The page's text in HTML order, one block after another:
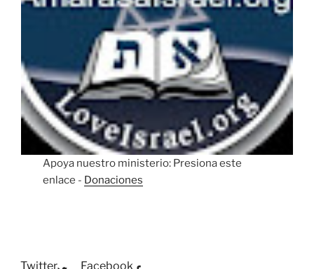
Apoya nuestro ministerio: Presiona este
enlace - Donaciones
Twitter Facebook